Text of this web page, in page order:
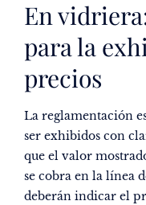
En
para la
precios
La reglamentación
ser exhibidos con
que el valor
se cobra en la línea
deberán indicar el